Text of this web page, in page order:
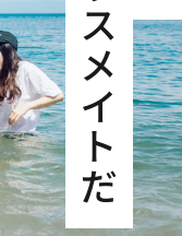
クラスメイトだ